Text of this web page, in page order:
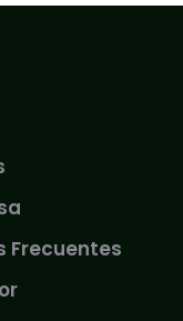
Frecuentes